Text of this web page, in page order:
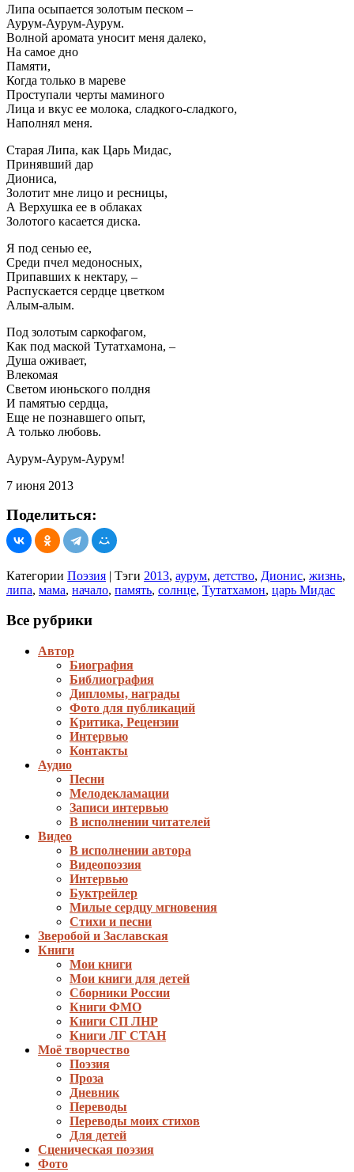
Липа осыпается золотым песком –
Аурум-Аурум-Аурум.
Волной аромата уносит меня далеко,
На самое дно
Памяти,
Когда только в мареве
Проступали черты маминого
Лица и вкус ее молока, сладкого-сладкого,
Наполнял меня.
Старая Липа, как Царь Мидас,
Принявший дар
Диониса,
Золотит мне лицо и ресницы,
А Верхушка ее в облаках
Золотого касается диска.
Я под сенью ее,
Среди пчел медоносных,
Припавших к нектару, –
Распускается сердце цветком
Алым-алым.
Под золотым саркофагом,
Как под маской Тутатхамона, –
Душа оживает,
Влекомая
Светом июньского полдня
И памятью сердца,
Еще не познавшего опыт,
А только любовь.
Аурум-Аурум-Аурум!
7 июня 2013
Поделиться:
Категории Поэзия | Тэги 2013, аурум, детство, Дионис, жизнь,
липа, мама, начало, память, солнце, Тутатхамон, царь Мидас
Все рубрики
Автор
Биография
Библиография
Дипломы, награды
Фото для публикаций
Критика, Рецензии
Интервью
Контакты
Аудио
Песни
Мелодекламации
Записи интервью
В исполнении читателей
Видео
В исполнении автора
Видеопоэзия
Интервью
Буктрейлер
Милые сердцу мгновения
Стихи и песни
Зверобой и Заславская
Книги
Мои книги
Мои книги для детей
Сборники России
Книги ФМО
Книги СП ЛНР
Книги ЛГ СТАН
Моё творчество
Поэзия
Проза
Дневник
Переводы
Переводы моих стихов
Для детей
Сценическая поэзия
Фото